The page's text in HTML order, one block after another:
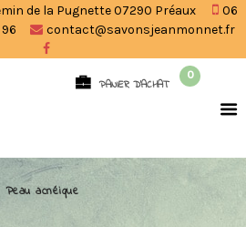
de la Pugnette 07290 Préaux
06
contact@savonsjeanmonnet.fr
PANIER D'ACHAT
0
Peau acnéique